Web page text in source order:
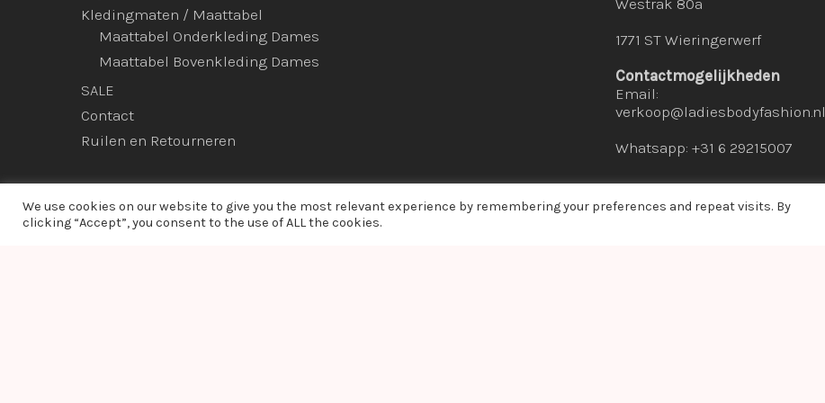
Kledingmaten / Maattabel
Maattabel Onderkleding Dames
Maattabel Bovenkleding Dames
SALE
Contact
Ruilen en Retourneren
Westrak 80a
1771 ST Wieringerwerf
Contactmogelijkheden
Email:
verkoop@ladiesbodyfashion.nl
Whatsapp: +31 6 29215007
We use cookies on our website to give you the most relevant experience by remembering your preferences and repeat visits. By
clicking “Accept”, you consent to the use of ALL the cookies.